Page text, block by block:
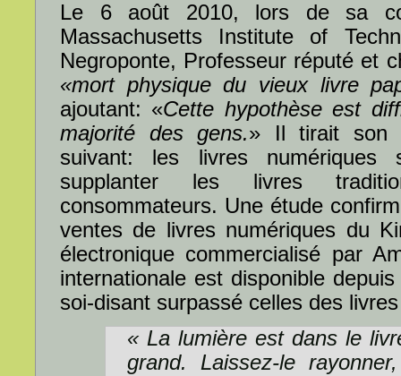
Le 6 août 2010, lors de sa
Massachusetts Institute of
Negroponte, Professeur réputé et
«mort physique du vieux livre
ajoutant: «Cette hypothèse est
majorité des gens.» Il tirait son
suivant: les livres
supplanter les livres
consommateurs. Une étude
ventes de livres numériques du
électronique commercialisé par
internationale est disponible
soi-disant surpassé celles des
« La lumière est dans le
grand. Laissez-le